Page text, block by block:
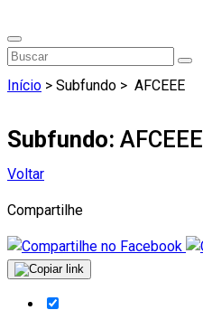
Início > Subfundo > AFCEEE
Subfundo: AFCEEE
Voltar
Compartilhe